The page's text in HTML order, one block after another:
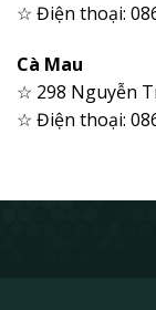
☆ Điện thoại:
Cà Mau
☆ 298 Nguyễn
☆ Điện thoại: